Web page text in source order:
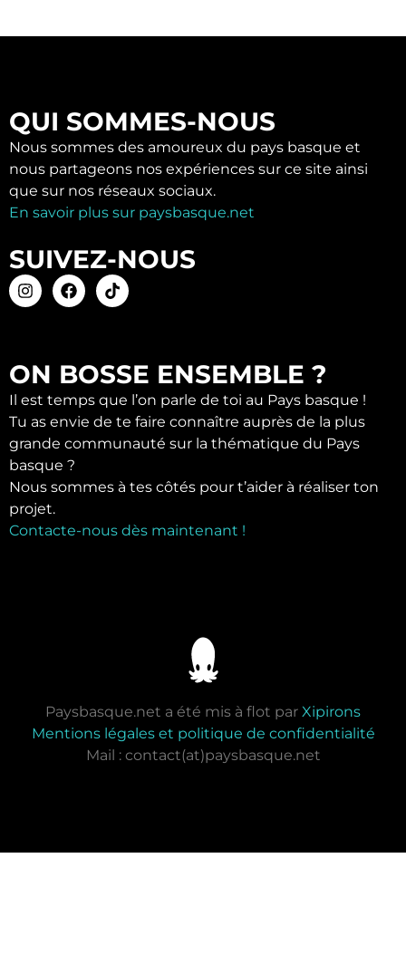
QUI SOMMES-NOUS
Nous sommes des amoureux du pays basque et
nous partageons nos expériences sur ce site ainsi
que sur nos réseaux sociaux.
En savoir plus sur paysbasque.net
SUIVEZ-NOUS
ON BOSSE ENSEMBLE ?
Il est temps que l’on parle de toi au Pays basque !
Tu as envie de te faire connaître auprès de la plus
grande communauté sur la thématique du Pays
basque ?
Nous sommes à tes côtés pour t’aider à réaliser ton
projet.
Contacte-nous dès maintenant !
Paysbasque.net a été mis à flot par Xipirons
Mentions légales et politique de confidentialité
Mail : contact(at)paysbasque.net